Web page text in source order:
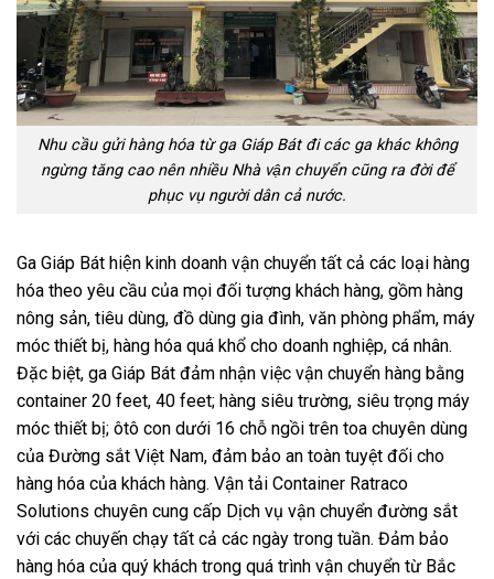
Nhu cầu gửi hàng hóa từ ga Giáp Bát đi các ga khác không
ngừng tăng cao nên nhiều Nhà vận chuyển cũng ra đời để
phục vụ người dân cả nước.
Ga Giáp Bát hiện kinh doanh vận chuyển tất cả các loại hàng
hóa theo yêu cầu của mọi đối tượng khách hàng, gồm hàng
nông sản, tiêu dùng, đồ dùng gia đình, văn phòng phẩm, máy
móc thiết bị, hàng hóa quá khổ cho doanh nghiệp, cá nhân.
Đặc biệt, ga Giáp Bát đảm nhận việc vận chuyển hàng bằng
container 20 feet, 40 feet; hàng siêu trường, siêu trọng máy
móc thiết bị; ôtô con dưới 16 chỗ ngồi trên toa chuyên dùng
của Đường sắt Việt Nam, đảm bảo an toàn tuyệt đối cho
hàng hóa của khách hàng. Vận tải Container Ratraco
Solutions chuyên cung cấp Dịch vụ vận chuyển đường sắt
với các chuyến chạy tất cả các ngày trong tuần. Đảm bảo
hàng hóa của quý khách trong quá trình vận chuyển từ Bắc